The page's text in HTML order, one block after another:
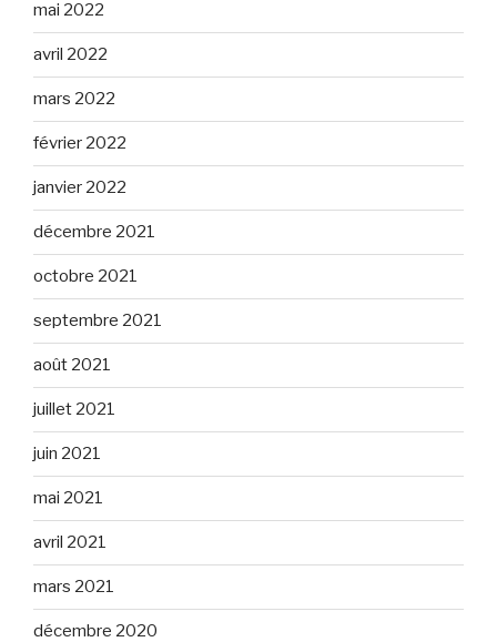
mai 2022
avril 2022
mars 2022
février 2022
janvier 2022
décembre 2021
octobre 2021
septembre 2021
août 2021
juillet 2021
juin 2021
mai 2021
avril 2021
mars 2021
décembre 2020